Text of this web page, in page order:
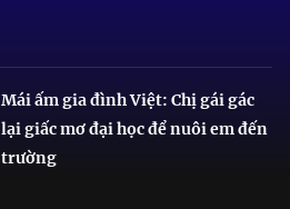
Mái ấm gia đình Việt: Chị gái gác
lại giấc mơ đại học để nuôi em đến
trường